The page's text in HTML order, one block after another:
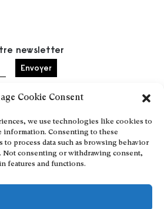
Cookie Consent
we use technologies like cookies to
information. Consenting to these
process data such as browsing behavior
Not consenting or withdrawing consent,
features and functions.
sur Youtube
newsletter